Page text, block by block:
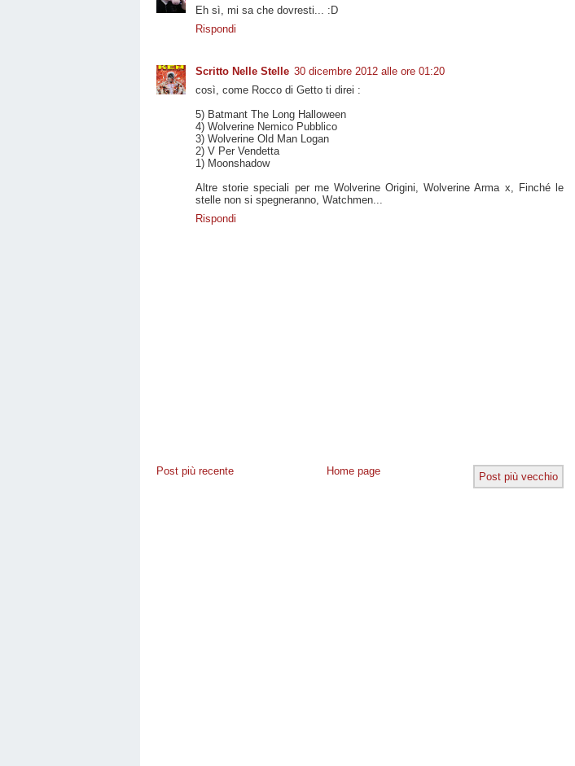
Eh sì, mi sa che dovresti... :D
Rispondi
Scritto Nelle Stelle 30 dicembre 2012 alle ore 01:20
così, come Rocco di Getto ti direi :
5) Batmant The Long Halloween
4) Wolverine Nemico Pubblico
3) Wolverine Old Man Logan
2) V Per Vendetta
1) Moonshadow
Altre storie speciali per me Wolverine Origini, Wolverine Arma x, Finché le
stelle non si spegneranno, Watchmen...
Rispondi
Post più recente Post più vecchio
Home page